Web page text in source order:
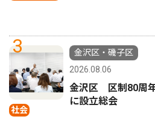
3
社会
金沢区・磯子区
2026.08.06
金沢区 区制80周
に設立総会